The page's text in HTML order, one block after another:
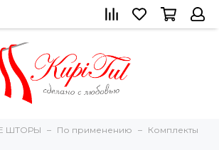
ШТОРЫ По применению
Комплекты